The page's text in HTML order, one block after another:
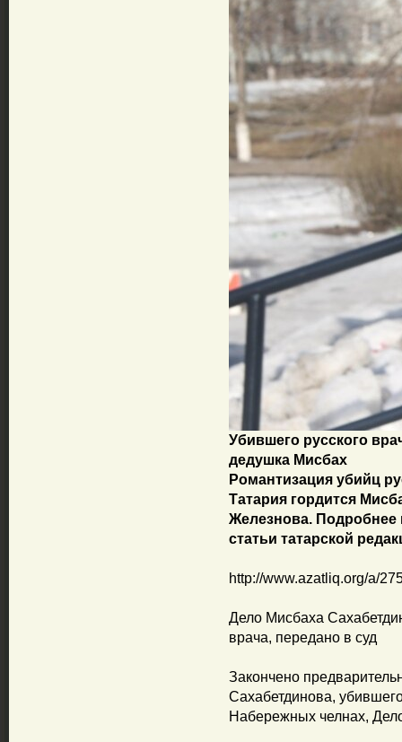
Убившего русского
дедушка Мисбах
Романтизация убийц
Татария гордится
Железнова. Подробнее
статьи татарской
http://www.azatliq.org/a/
Дело Мисбаха
врача, передано в суд
Закончено
Сахабетдинова,
Набережных челнах,